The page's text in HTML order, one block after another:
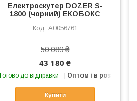
Електроcкутер DOZER S-
1800 (чорний) ЕКОБОКС
А0056761
50 089 ₴
43 180 ₴
Готово до відправки Оптом і в роздріб
Купити